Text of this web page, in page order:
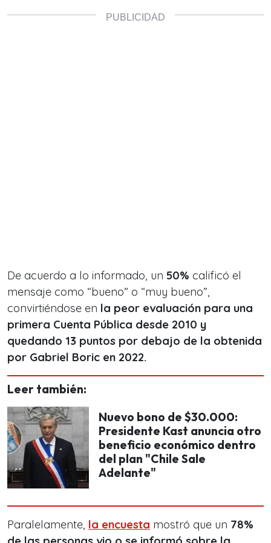
De acuerdo a lo informado, un 50% calificó el
mensaje como “bueno” o “muy bueno”,
convirtiéndose en la peor evaluación para una
primera Cuenta Pública desde 2010 y
quedando 13 puntos por debajo de la obtenida
por Gabriel Boric en 2022.
Leer también:
Nuevo bono de $30.000:
Presidente Kast anuncia otro
beneficio económico dentro
del plan "Chile Sale
Adelante"
Paralelamente, la encuesta mostró que un 78%